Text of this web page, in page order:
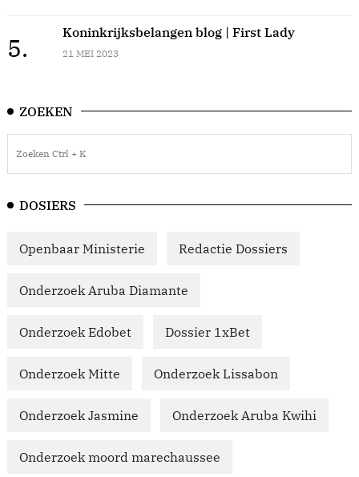
5.
Koninkrijksbelangen blog | First Lady
21 MEI 2023
ZOEKEN
DOSIERS
Openbaar Ministerie Redactie Dossiers
Onderzoek Aruba Diamante
Onderzoek Edobet Dossier 1xBet
Onderzoek Mitte Onderzoek Lissabon
Onderzoek Jasmine Onderzoek Aruba Kwihi
Onderzoek moord marechaussee